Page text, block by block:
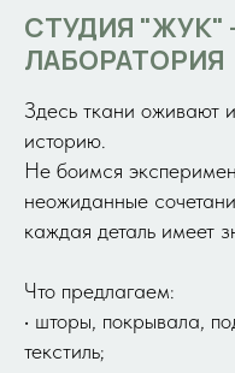
СТУДИЯ "ЖУК"
ЛАБОРАТОРИЯ
Здесь ткани оживают
историю.
Не боимся
неожиданные
каждая деталь имеет
Что предлагаем:
• шторы, покрывала,
текстиль;